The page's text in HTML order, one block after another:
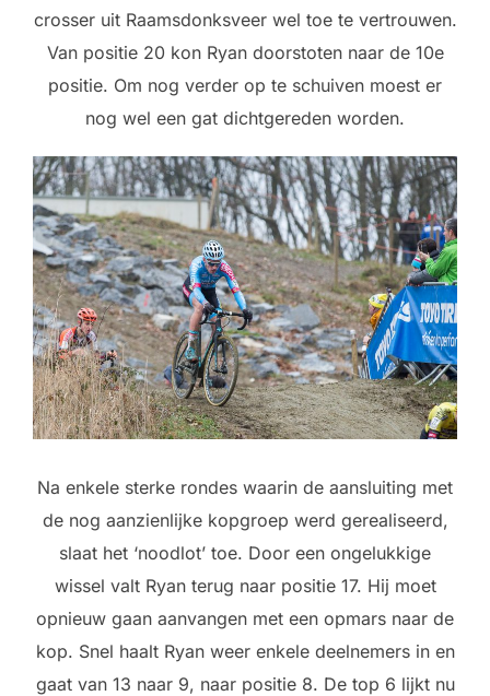
crosser uit Raamsdonksveer wel toe te vertrouwen.
Van positie 20 kon Ryan doorstoten naar de 10e
positie. Om nog verder op te schuiven moest er
nog wel een gat dichtgereden worden.
Na enkele sterke rondes waarin de aansluiting met
de nog aanzienlijke kopgroep werd gerealiseerd,
slaat het ‘noodlot’ toe. Door een ongelukkige
wissel valt Ryan terug naar positie 17. Hij moet
opnieuw gaan aanvangen met een opmars naar de
kop. Snel haalt Ryan weer enkele deelnemers in en
gaat van 13 naar 9, naar positie 8. De top 6 lijkt nu